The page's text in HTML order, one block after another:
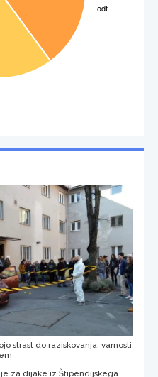
strast do raziskovanja, varnosti
za dijake iz Štipendijskega